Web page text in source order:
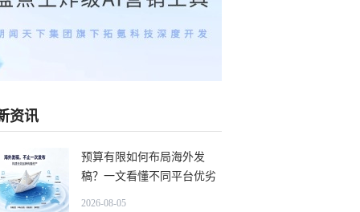
资讯
预算有限如何布局海外发
稿？一文看懂不同平台优劣
2026-08-05